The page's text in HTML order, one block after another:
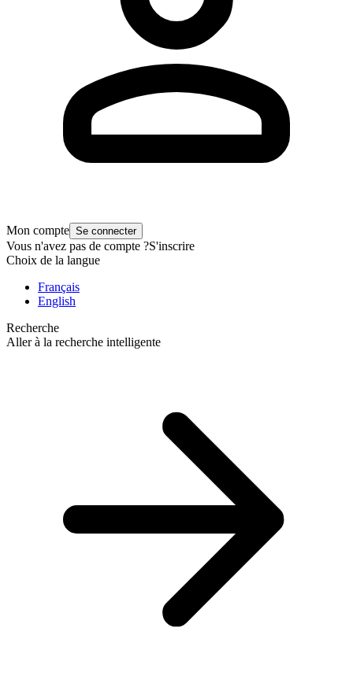
Mon compte Se connecter
Vous n'avez pas de compte ?S'inscrire
Choix de la langue
Français
English
Recherche
Aller à la recherche intelligente